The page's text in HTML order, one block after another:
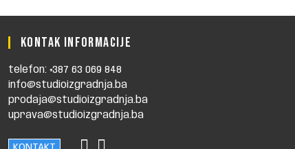
KONTAK INFORMACIJE
telefon: +387 63 069 848
info@studioizgradnja.ba
prodaja@studioizgradnja.ba
uprava@studioizgradnja.ba